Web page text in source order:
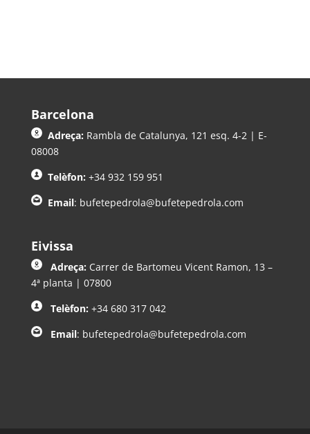
Barcelona
Adreça: Rambla de Catalunya, 121 esq. 4-2 | E-
08008
Telèfon: +34 932 159 951
Email: bufetepedrola@bufetepedrola.com
Eivissa
Adreça: Carrer de Bartomeu Vicent Ramon, 13 –
4ª planta | 07800
Telèfon: +34 680 317 042
Email: bufetepedrola@bufetepedrola.com